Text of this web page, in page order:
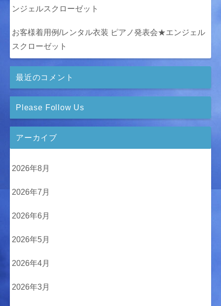
ンジェルスクローゼット
お客様着用例/レンタル衣装 ピアノ発表会★エンジェル
スクローゼット
最近のコメント
Please Follow Us
アーカイブ
2026年8月
2026年7月
2026年6月
2026年5月
2026年4月
2026年3月